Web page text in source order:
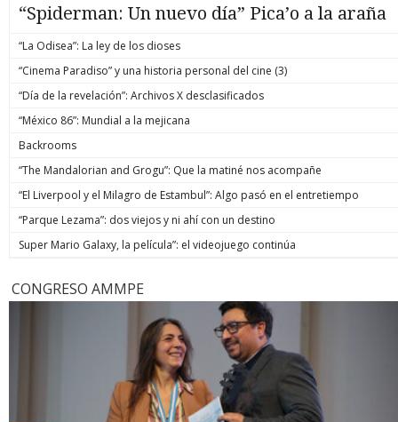
“Spiderman: Un nuevo día” Pica’o a la araña
“La Odisea”: La ley de los dioses
“Cinema Paradiso” y una historia personal del cine (3)
“Día de la revelación”: Archivos X desclasificados
“México 86”: Mundial a la mejicana
Backrooms
“The Mandalorian and Grogu”: Que la matiné nos acompañe
“El Liverpool y el Milagro de Estambul”: Algo pasó en el entretiempo
“Parque Lezama”: dos viejos y ni ahí con un destino
Super Mario Galaxy, la película”: el videojuego continúa
CONGRESO AMMPE